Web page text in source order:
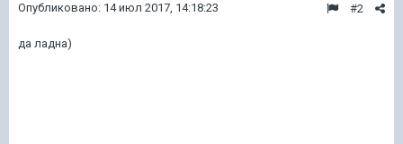
#2
Опубликовано: 14 июл 2017, 14:18:23
да ладна)